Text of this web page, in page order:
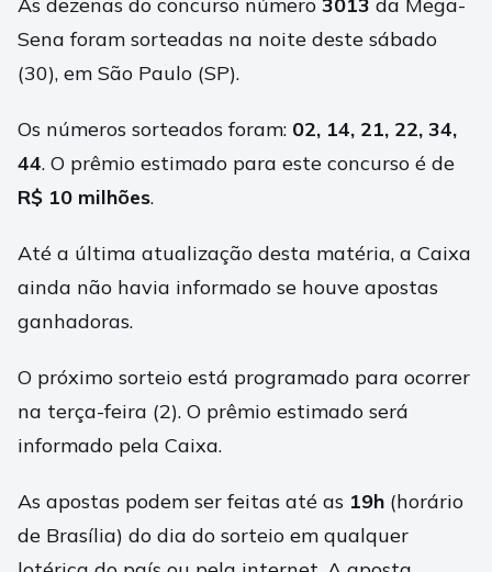
Sena foram sorteadas na noite deste sábado
(30), em São Paulo (SP).
Os números sorteados foram: 02, 14, 21, 22, 34,
44. O prêmio estimado para este concurso é de
R$ 10 milhões.
Até a última atualização desta matéria, a Caixa
ainda não havia informado se houve apostas
ganhadoras.
O próximo sorteio está programado para ocorrer
na terça-feira (2). O prêmio estimado será
informado pela Caixa.
As apostas podem ser feitas até as 19h (horário
de Brasília) do dia do sorteio em qualquer